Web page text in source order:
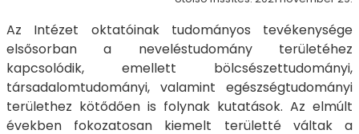
Az Intézet oktatóinak tudományos tevékenysége
elsősorban a neveléstudomány területéhez
kapcsolódik, emellett bölcsészettudományi,
társadalomtudományi, valamint egészségtudományi
területhez kötődően is folynak kutatások. Az elmúlt
években fokozatosan kiemelt területté váltak a